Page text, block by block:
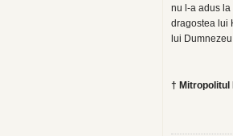
nu l-a adus la
dragostea lui
lui
† Mitropolitul